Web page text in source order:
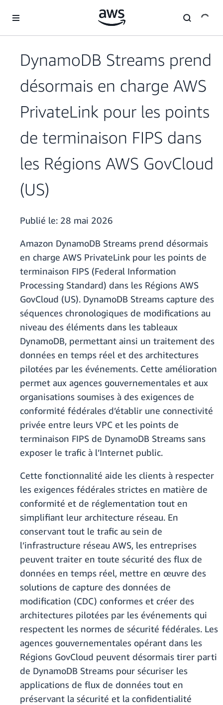
DynamoDB Streams prend
désormais en charge AWS
PrivateLink pour les points
de terminaison FIPS dans
les Régions AWS GovCloud
(US)
Publié le: 28 mai 2026
Amazon DynamoDB Streams prend désormais
en charge AWS PrivateLink pour les points de
terminaison FIPS (Federal Information
Processing Standard) dans les Régions AWS
GovCloud (US). DynamoDB Streams capture des
séquences chronologiques de modifications au
niveau des éléments dans les tableaux
DynamoDB, permettant ainsi un traitement des
données en temps réel et des architectures
pilotées par les événements. Cette amélioration
permet aux agences gouvernementales et aux
organisations soumises à des exigences de
conformité fédérales d’établir une connectivité
privée entre leurs VPC et les points de
terminaison FIPS de DynamoDB Streams sans
exposer le trafic à l’Internet public.
Cette fonctionnalité aide les clients à respecter
les exigences fédérales strictes en matière de
conformité et de réglementation tout en
simplifiant leur architecture réseau. En
conservant tout le trafic au sein de
l’infrastructure réseau AWS, les entreprises
peuvent traiter en toute sécurité des flux de
données en temps réel, mettre en œuvre des
solutions de capture des données de
modification (CDC) conformes et créer des
architectures pilotées par les événements qui
respectent les normes de sécurité fédérales. Les
agences gouvernementales opérant dans les
Régions GovCloud peuvent désormais tirer parti
de DynamoDB Streams pour sécuriser les
applications de flux de données tout en
préservant la sécurité et la confidentialité